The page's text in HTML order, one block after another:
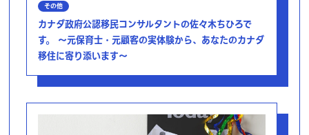
その他
カナダ政府公認移民コンサルタントの佐々木ちひろで
す。 ～元保育士・元顧客の実体験から、あなたのカナダ
移住に寄り添います～